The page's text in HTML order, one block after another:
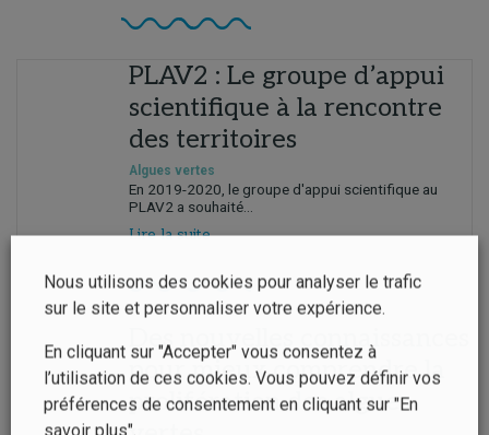
PLAV2 : Le groupe d’appui
scientifique à la rencontre
des territoires
Algues vertes
En 2019-2020, le groupe d'appui scientifique au
PLAV2 a souhaité...
Lire la suite
Des nouvelles connaissances
pour mieux comprendre la
prolifération des algues
Nous utilisons des cookies pour analyser le trafic
sur le site et personnaliser votre expérience.
En cliquant sur "Accepter" vous consentez à
l’utilisation de ces cookies. Vous pouvez définir vos
préférences de consentement en cliquant sur "En
savoir plus".